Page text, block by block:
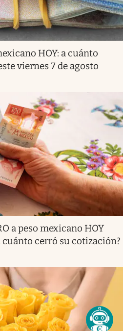
HOY: a cuánto
viernes 7 de agosto
a peso mexicano HOY
cuánto cerró su cotización?